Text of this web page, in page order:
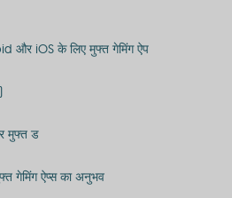
और iOS के लिए मुफ्त गेमिंग ऐप
मुफ्त ड
गेमिंग ऐप्स का अनुभव